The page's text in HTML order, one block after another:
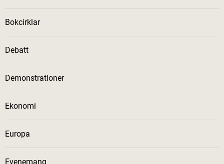
Bokcirklar
Debatt
Demonstrationer
Ekonomi
Europa
Evenemang